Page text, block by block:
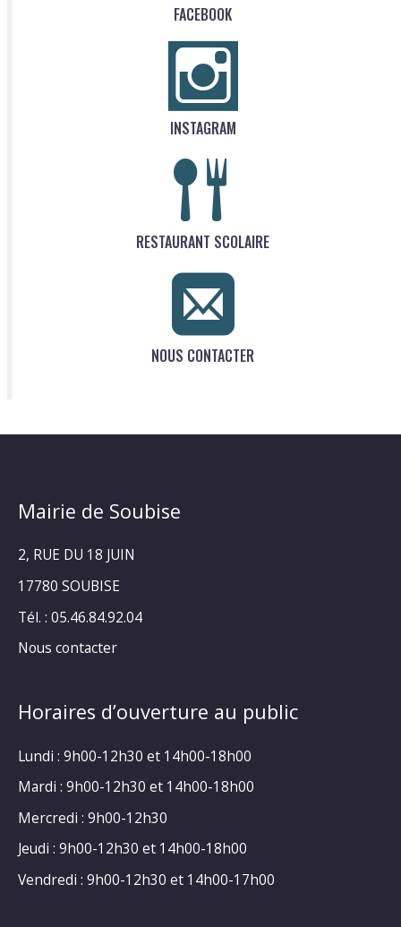
FACEBOOK
INSTAGRAM
RESTAURANT SCOLAIRE
NOUS CONTACTER
Mairie de Soubise
2, RUE DU 18 JUIN
17780 SOUBISE
Tél. : 05.46.84.92.04
Nous contacter
Horaires d’ouverture au public
Lundi : 9h00-12h30 et 14h00-18h00
Mardi : 9h00-12h30 et 14h00-18h00
Mercredi : 9h00-12h30
Jeudi : 9h00-12h30 et 14h00-18h00
Vendredi : 9h00-12h30 et 14h00-17h00